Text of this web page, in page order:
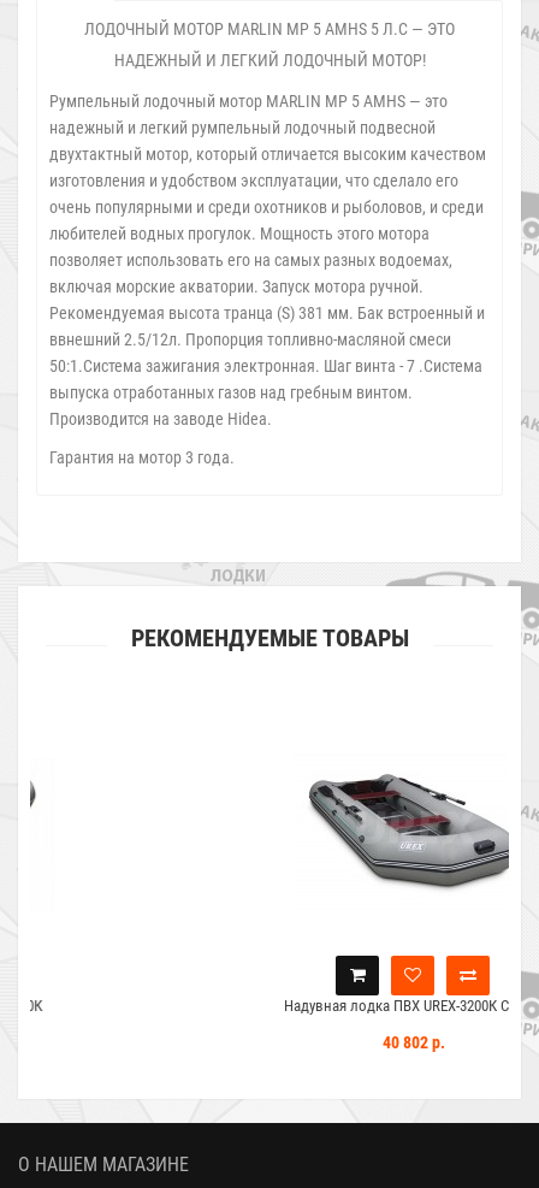
ЛОДОЧНЫЙ МОТОР MARLIN MP 5 AMHS 5 Л.С — ЭТО
НАДЕЖНЫЙ И ЛЕГКИЙ ЛОДОЧНЫЙ МОТОР!
Румпельный лодочный мотор MARLIN MP 5 AMHS — это
надежный и легкий румпельный лодочный подвесной
двухтактный мотор, который отличается высоким качеством
изготовления и удобством эксплуатации, что сделало его
очень популярными и среди охотников и рыболовов, и среди
любителей водных прогулок. Мощность этого мотора
позволяет использовать его на самых разных водоемах,
включая морские акватории. Запуск мотора ручной.
Рекомендуемая высота транца (S) 381 мм. Бак встроенный и
ввнешний 2.5/12л. Пропорция топливно-масляной смеси
50:1.Система зажигания электронная. Шаг винта - 7 .Система
выпуска отработанных газов над гребным винтом.
Производится на заводе Hidea.
Гарантия на мотор 3 года.
РЕКОМЕНДУЕМЫЕ ТОВАРЫ
Надувная лодка ПВХ UREX-3200К Classic
О НАШЕМ МАГАЗИНЕ